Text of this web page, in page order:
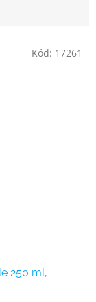
250 ml,
Kód: 17261